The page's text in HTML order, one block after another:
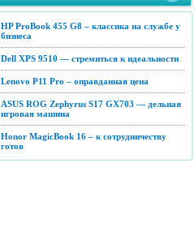
HP ProBook 455 G8 – классика на службе у
бизнеса
Dell XPS 9510 — стремиться к идеальности
Lenovo P11 Pro – оправданная цена
ASUS ROG Zephyrus S17 GX703 — дельная
игровая машина
Honor MagicBook 16 – к сотрудничеству
готов